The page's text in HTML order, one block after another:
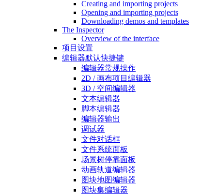
Creating and importing projects
Opening and importing projects
Downloading demos and templates
The Inspector
Overview of the interface
项目设置
编辑器默认快捷键
编辑器常规操作
2D / 画布项目编辑器
3D / 空间编辑器
文本编辑器
脚本编辑器
编辑器输出
调试器
文件对话框
文件系统面板
场景树停靠面板
动画轨道编辑器
图块地图编辑器
图块集编辑器